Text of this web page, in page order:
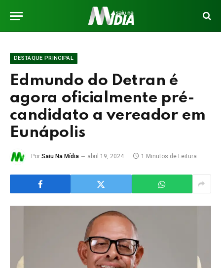
DESTAQUE PRINCIPAL
Edmundo do Detran é
agora oficialmente pré-
candidato a vereador em
Eunápolis
Por Saiu Na Mídia abril 19, 2024 1 Minutos de Leitura